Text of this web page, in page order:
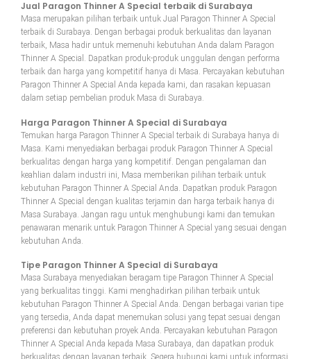
Jual Paragon Thinner A Special terbaik di Surabaya
Masa merupakan pilihan terbaik untuk Jual Paragon Thinner A Special
terbaik di Surabaya. Dengan berbagai produk berkualitas dan layanan
terbaik, Masa hadir untuk memenuhi kebutuhan Anda dalam Paragon
Thinner A Special. Dapatkan produk-produk unggulan dengan performa
terbaik dan harga yang kompetitif hanya di Masa. Percayakan kebutuhan
Paragon Thinner A Special Anda kepada kami, dan rasakan kepuasan
dalam setiap pembelian produk Masa di Surabaya.
Harga Paragon Thinner A Special di Surabaya
Temukan harga Paragon Thinner A Special terbaik di Surabaya hanya di
Masa. Kami menyediakan berbagai produk Paragon Thinner A Special
berkualitas dengan harga yang kompetitif. Dengan pengalaman dan
keahlian dalam industri ini, Masa memberikan pilihan terbaik untuk
kebutuhan Paragon Thinner A Special Anda. Dapatkan produk Paragon
Thinner A Special dengan kualitas terjamin dan harga terbaik hanya di
Masa Surabaya. Jangan ragu untuk menghubungi kami dan temukan
penawaran menarik untuk Paragon Thinner A Special yang sesuai dengan
kebutuhan Anda.
Tipe Paragon Thinner A Special di Surabaya
Masa Surabaya menyediakan beragam tipe Paragon Thinner A Special
yang berkualitas tinggi. Kami menghadirkan pilihan terbaik untuk
kebutuhan Paragon Thinner A Special Anda. Dengan berbagai varian tipe
yang tersedia, Anda dapat menemukan solusi yang tepat sesuai dengan
preferensi dan kebutuhan proyek Anda. Percayakan kebutuhan Paragon
Thinner A Special Anda kepada Masa Surabaya, dan dapatkan produk
berkualitas dengan layanan terbaik. Segera hubungi kami untuk informasi